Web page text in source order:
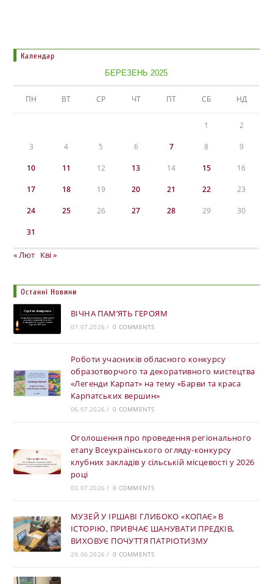
Календар
БЕРЕЗЕНЬ 2025
ПН ВТ СР ЧТ ПТ СБ НД
1 2
3 4 5 6 7 8 9
10 11 12 13 14 15 16
17 18 19 20 21 22 23
24 25 26 27 28 29 30
31
« Лют Кві »
Останні Новини
ВІЧНА ПАМ’ЯТЬ ГЕРОЯМ
07.07.2026 / 0 COMMENTS
Роботи учасників обласного конкурсу
образотворчого та декоративного мистецтва
«Легенди Карпат» на тему «Барви та краса
Карпатських вершин»
06.07.2026 / 0 COMMENTS
Оголошення про проведення регіонального
етапу Всеукраїнського огляду-конкурсу
клубних закладів у сільській місцевості у 2026
році
03.07.2026 / 0 COMMENTS
МУЗЕЙ У ІРШАВІ ГЛИБОКО «КОПАЄ» В
ІСТОРІЮ, ПРИВЧАЄ ШАНУВАТИ ПРЕДКІВ,
ВИХОВУЄ ПОЧУТТЯ ПАТРІОТИЗМУ
29.06.2026 / 0 COMMENTS